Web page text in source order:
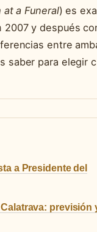
at a Funeral) es
y después
entre
saber para elegir
a Presidente del
previsión